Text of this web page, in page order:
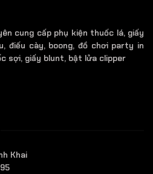
cung cấp phụ kiện thuốc lá, giấy
điếu cày, boong, đồ chơi party in
sợi, giấy blunt, bật lửa clipper
Khai